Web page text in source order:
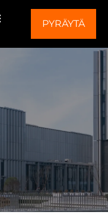
PYRÄYTÄ